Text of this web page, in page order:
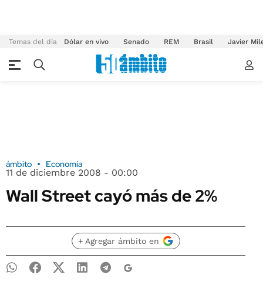
Temas del día Dólar en vivo Senado REM Brasil Javier
ámbito Economía
11 de diciembre 2008 - 00:00
Wall Street cayó más de 2%
+ Agregar ámbito en